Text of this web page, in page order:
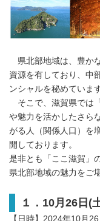
県北部地域は、豊か
資源を有しており、中
ンシャルを秘めています
そこで、滋賀県では
や魅力を活かしたさら
がる人（関係人口）を
開しております。
是非とも「ここ滋賀」
県北部地域の魅力をご
１． 10月 26日 (
【日時】2024年10月